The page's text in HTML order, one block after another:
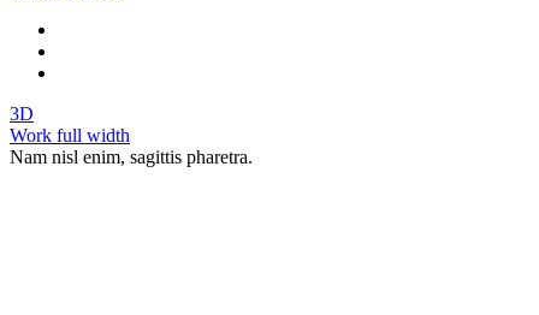
3D
Work full width
Nam nisl enim, sagittis pharetra.